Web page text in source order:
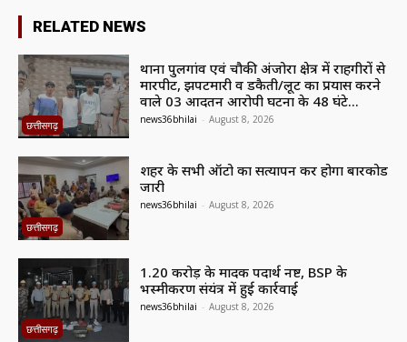
RELATED NEWS
छत्तीसगढ़
थाना पुलगांव एवं चौकी अंजोरा क्षेत्र में राहगीरों से
मारपीट, झपटमारी व डकैती/लूट का प्रयास करने
वाले 03 आदतन आरोपी घटना के 48 घंटे...
news36bhilai - August 8, 2026
छत्तीसगढ़
शहर के सभी ऑटो का सत्यापन कर होगा बारकोड
जारी
news36bhilai - August 8, 2026
छत्तीसगढ़
1.20 करोड़ के मादक पदार्थ नष्ट, BSP के
भस्मीकरण संयंत्र में हुई कार्रवाई
news36bhilai - August 8, 2026